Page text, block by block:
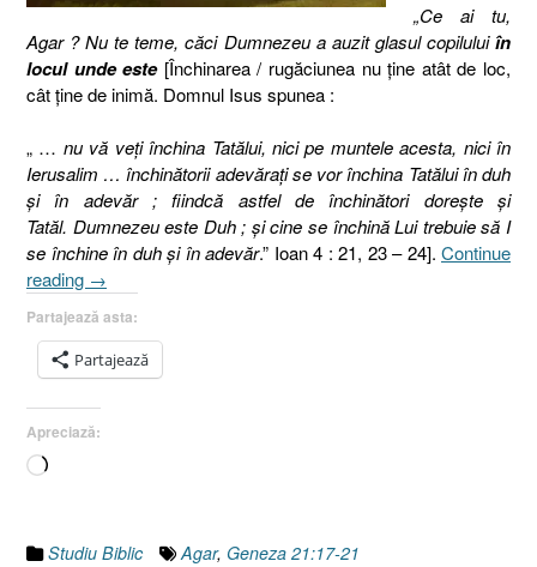
„Ce ai tu,
Agar ? Nu te teme, căci Dumnezeu a auzit glasul copiluluiîn
locul unde este[Închinarea / rugăciunea nu ţine atât de loc,
cât ţine de inimă. Domnul Isus spunea :
„ … nu vă veţi închina Tatălui, nici pe muntele acesta, nici în
Ierusalim … închinătorii adevăraţi se vor închina Tatălui în duh
şi în adevăr ; fiindcă astfel de închinători doreşte şi
Tatăl. Dumnezeu este Duh ; şi cine se închină Lui trebuie să I
se închine în duh şi în adevăr.” Ioan 4 : 21, 23 – 24]. Continue
reading „În
Şcoala
Durerii
!
[Agar
–
Geneza
→
Partajează asta:
Partajează
Apreciază:
Încarc...
Studiu Biblic Agar, Geneza 21:17-21